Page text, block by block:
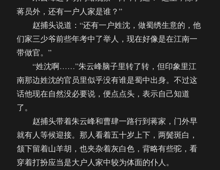
蒋员外，还有一户人家是谁？”
赵捕头说道：“还有一户姓沈，做蜀绣生意的，他
们家三少爷前些年考中了举人，现在好像是在江南一
带做官。”
“姓沈啊……”朱云峰脑子里转了转，但印象里江
南那边姓沈的官员里似乎没有谁是蜀中出身。不过这
话他现在自然没必要说，便点点头，表示自己知道
了。
赵捕头带着朱云峰和曹肆一路行到蒋家，门外早
就有人等候迎接。那人看着五十岁上下，两鬓斑白，
颔下留着山羊胡，也夹杂着灰白色，背略有些驼，看
穿着打扮应当是大户人家中较为体面的仆人。